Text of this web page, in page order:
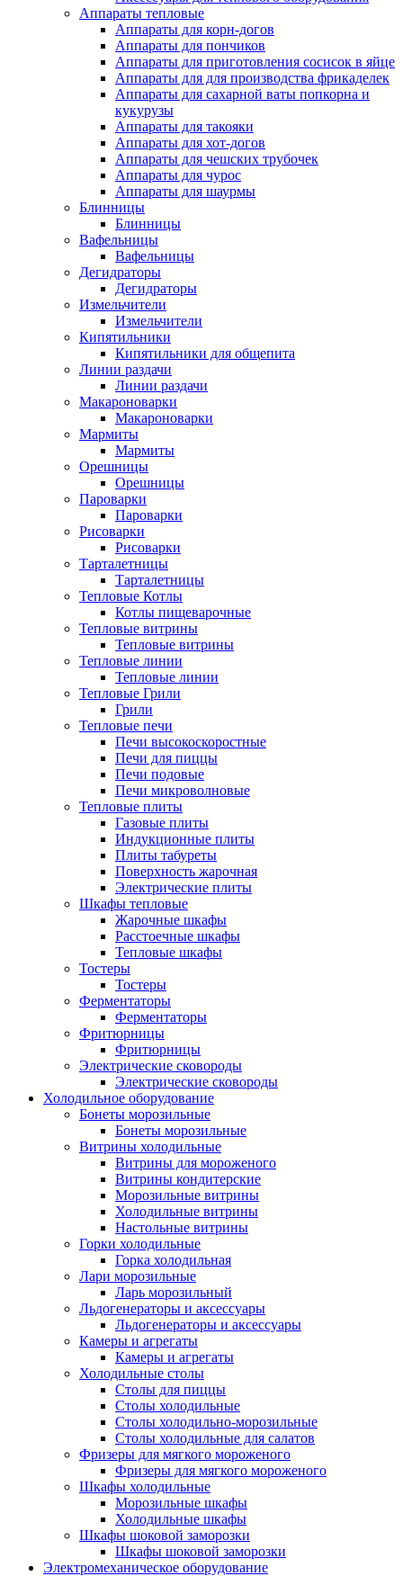
Аппараты тепловые
Аппараты для корн-догов
Аппараты для пончиков
Аппараты для приготовления сосисок в яйце
Аппараты для для производства фрикаделек
Аппараты для сахарной ваты попкорна и
кукурузы
Аппараты для такояки
Аппараты для хот-догов
Аппараты для чешских трубочек
Аппараты для чурос
Аппараты для шаурмы
Блинницы
Блинницы
Вафельницы
Вафельницы
Дегидраторы
Дегидраторы
Измельчители
Измельчители
Кипятильники
Кипятильники для общепита
Линии раздачи
Линии раздачи
Макароноварки
Макароноварки
Мармиты
Мармиты
Орешницы
Орешницы
Пароварки
Пароварки
Рисоварки
Рисоварки
Тарталетницы
Тарталетницы
Тепловые Котлы
Котлы пищеварочные
Тепловые витрины
Тепловые витрины
Тепловые линии
Тепловые линии
Тепловые Грили
Грили
Тепловые печи
Печи высокоскоростные
Печи для пиццы
Печи подовые
Печи микроволновые
Тепловые плиты
Газовые плиты
Индукционные плиты
Плиты табуреты
Поверхность жарочная
Электрические плиты
Шкафы тепловые
Жарочные шкафы
Расстоечные шкафы
Тепловые шкафы
Тостеры
Тостеры
Ферментаторы
Ферментаторы
Фритюрницы
Фритюрницы
Электрические сковороды
Электрические сковороды
Холодильное оборудование
Бонеты морозильные
Бонеты морозильные
Витрины холодильные
Витрины для мороженого
Витрины кондитерские
Морозильные витрины
Холодильные витрины
Настольные витрины
Горки холодильные
Горка холодильная
Лари морозильные
Ларь морозильный
Льдогенераторы и аксессуары
Льдогенераторы и аксессуары
Камеры и агрегаты
Камеры и агрегаты
Холодильные столы
Столы для пиццы
Столы холодильные
Столы холодильно-морозильные
Столы холодильные для салатов
Фризеры для мягкого мороженого
Фризеры для мягкого мороженого
Шкафы холодильные
Mорозильные шкафы
Холодильные шкафы
Шкафы шоковой заморозки
Шкафы шоковой заморозки
Электромеханическое оборудование